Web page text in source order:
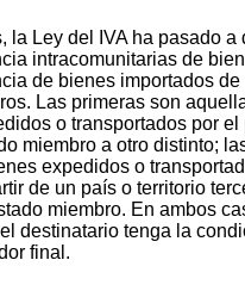
la Ley del IVA ha pasado a
intracomunitarias de
de bienes importados
Las primeras son
o transportados por el
miembro a otro distinto;
expedidos o
de un país o territorio
miembro. En ambos
destinatario tenga la
final.